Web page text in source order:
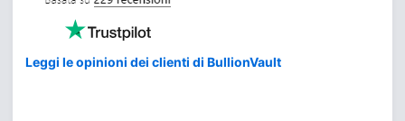
Leggi le opinioni dei clienti di BullionVault